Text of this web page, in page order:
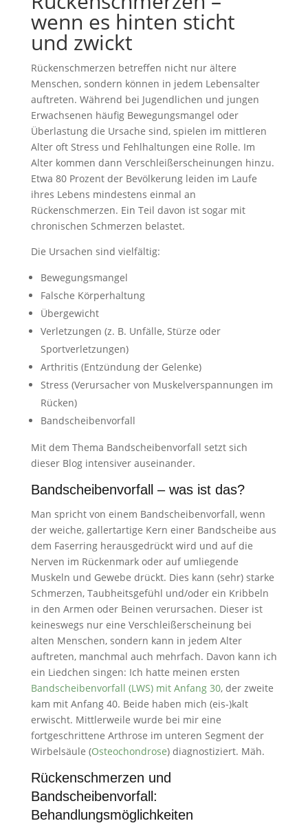
wenn es hinten sticht
und zwickt
Rückenschmerzen betreffen nicht nur ältere
Menschen, sondern können in jedem Lebensalter
auftreten. Während bei Jugendlichen und jungen
Erwachsenen häufig Bewegungsmangel oder
Überlastung die Ursache sind, spielen im mittleren
Alter oft Stress und Fehlhaltungen eine Rolle. Im
Alter kommen dann Verschleißerscheinungen hinzu.
Etwa 80 Prozent der Bevölkerung leiden im Laufe
ihres Lebens mindestens einmal an
Rückenschmerzen. Ein Teil davon ist sogar mit
chronischen Schmerzen belastet.
Die Ursachen sind vielfältig:
Bewegungsmangel
Falsche Körperhaltung
Übergewicht
Verletzungen (z. B. Unfälle, Stürze oder
Sportverletzungen)
Arthritis (Entzündung der Gelenke)
Stress (Verursacher von Muskelverspannungen im
Rücken)
Bandscheibenvorfall
Mit dem Thema Bandscheibenvorfall setzt sich
dieser Blog intensiver auseinander.
Bandscheibenvorfall – was ist das?
Man spricht von einem Bandscheibenvorfall, wenn
der weiche, gallertartige Kern einer Bandscheibe aus
dem Faserring herausgedrückt wird und auf die
Nerven im Rückenmark oder auf umliegende
Muskeln und Gewebe drückt. Dies kann (sehr) starke
Schmerzen, Taubheitsgefühl und/oder ein Kribbeln
in den Armen oder Beinen verursachen. Dieser ist
keineswegs nur eine Verschleißerscheinung bei
alten Menschen, sondern kann in jedem Alter
auftreten, manchmal auch mehrfach. Davon kann ich
ein Liedchen singen: Ich hatte meinen ersten
Bandscheibenvorfall (LWS) mit Anfang 30, der zweite
kam mit Anfang 40. Beide haben mich (eis-)kalt
erwischt. Mittlerweile wurde bei mir eine
fortgeschrittene Arthrose im unteren Segment der
Wirbelsäule (Osteochondrose) diagnostiziert. Mäh.
Rückenschmerzen und
Bandscheibenvorfall:
Behandlungsmöglichkeiten